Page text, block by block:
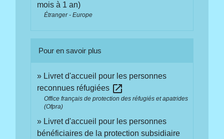
mois à 1 an)
Étranger - Europe
Pour en savoir plus
Livret d'accueil pour les personnes
reconnues réfugiées open_in_new
Office français de protection des réfugiés et apatrides
(Ofpra)
Livret d'accueil pour les personnes
bénéficiaires de la protection subsidiaire